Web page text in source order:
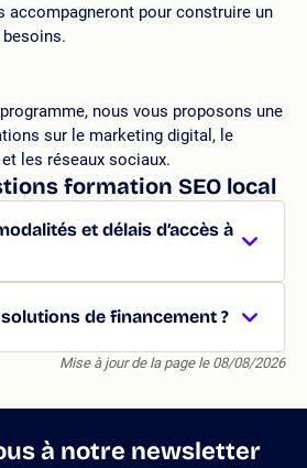
accompagneront pour construire un
nous vous proposons une
sur le marketing digital, le
les réseaux sociaux.
formation SEO local
et délais d’accès à
de financement ?
Mise à jour de la page le 08/08/2026
à notre newsletter